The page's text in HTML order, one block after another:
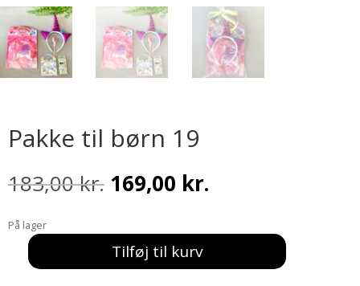
Pakke til børn 19
183,00kr. Den
oprindelige
var:
183,00 kr..
169,00 kr.
er:
169,00 kr..
På lager
Pakke
Tilføj til kurv